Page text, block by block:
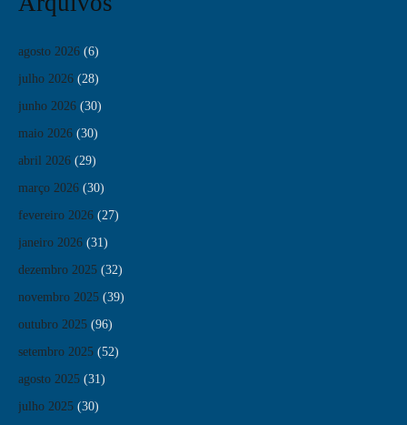
agosto 2026 (6)
julho 2026 (28)
junho 2026 (30)
maio 2026 (30)
abril 2026 (29)
março 2026 (30)
fevereiro 2026 (27)
janeiro 2026 (31)
dezembro 2025 (32)
novembro 2025 (39)
outubro 2025 (96)
setembro 2025 (52)
agosto 2025 (31)
julho 2025 (30)